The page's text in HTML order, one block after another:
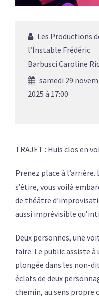
Les Productions
l’Instable Frédéric
Barbusci Caroline
samedi 29
2025 à 17:00
TRAJET : Huis clos en
Prenez place à
s’étire, vous voilà
de théâtre
aussi imprévisible
Deux personnes, une
faire. Le public assiste
plongée dans les non-
éclats de deux
chemin, au sens propre